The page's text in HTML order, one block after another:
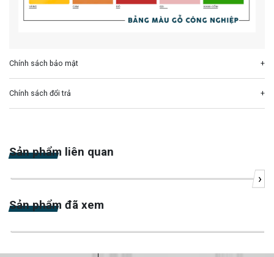
Chính sách bảo mật
Chính sách đổi trả
Sản phẩm liên quan
›
Sản phẩm đã xem